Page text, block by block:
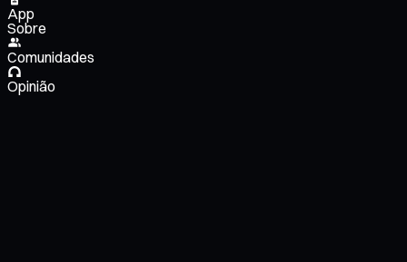
App
Sobre
Comunidades
Opinião